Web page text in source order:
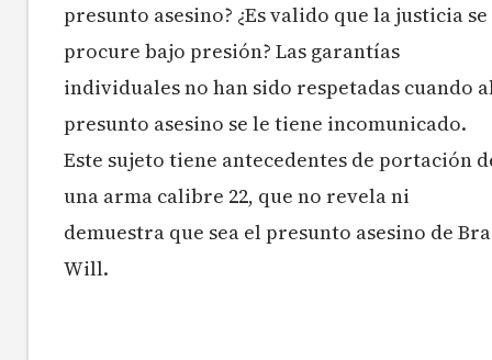
presunto asesino? ¿Es valido que la justicia se
procure bajo presión? Las garantías
individuales no han sido respetadas cuando
presunto asesino se le tiene incomunicado.
Este sujeto tiene antecedentes de portación
una arma calibre 22, que no revela ni
demuestra que sea el presunto asesino de
Will.